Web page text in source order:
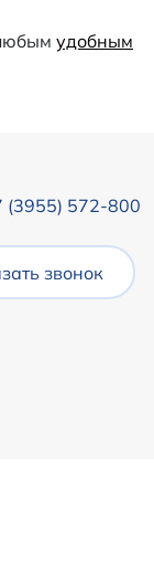
удобным
(3955) 572-800
звонок